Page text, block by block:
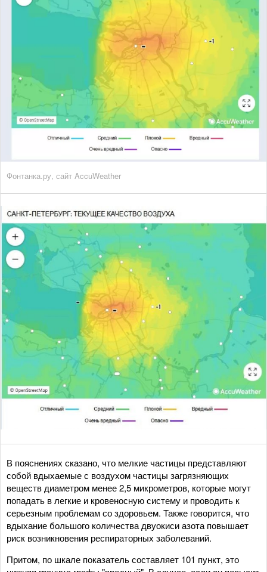
Фонтанка.ру, сайт AccuWeather
В пояснениях сказано, что мелкие частицы представляют
собой вдыхаемые с воздухом частицы загрязняющих
веществ диаметром менее 2,5 микрометров, которые могут
попадать в легкие и кровеносную систему и проводить к
серьезным проблемам со здоровьем. Также говорится, что
вдыхание большого количества двуокиси азота повышает
риск возникновения респираторных заболеваний.
Притом, по шкале показатель составляет 101 пункт, это